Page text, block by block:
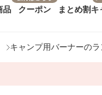
品 クーポン まとめ割キ
キャンプ用バーナーの